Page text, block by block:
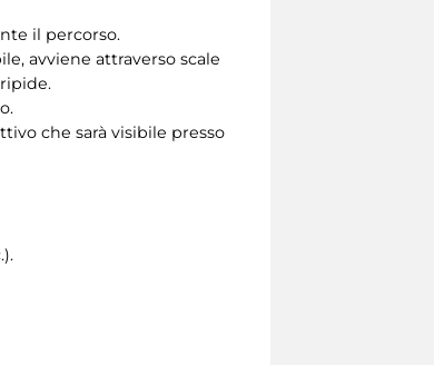
il percorso.
avviene attraverso scale
che sarà visibile presso